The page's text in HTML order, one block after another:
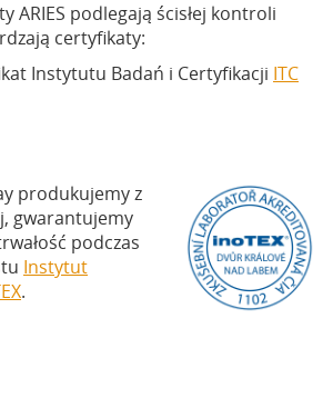
ARIES podlegają ścisłej kontroli
certyfikaty:
Instytutu Badań i Certyfikacji ITC
produkujemy z
gwarantujemy
podczas
Instytut
.